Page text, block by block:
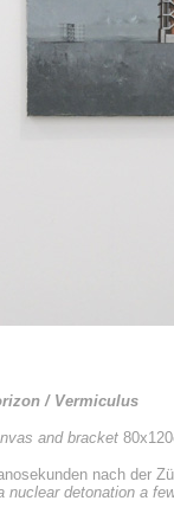
/ Vermiculus
and bracket
nach der
nuclear detonation a